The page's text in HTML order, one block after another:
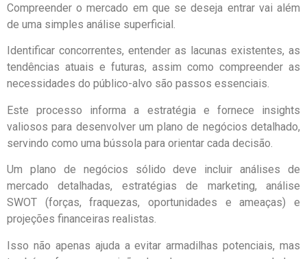
Compreender o mercado em que se deseja entrar vai além
de uma simples análise superficial.
Identificar concorrentes, entender as lacunas existentes, as
tendências atuais e futuras, assim como compreender as
necessidades do público-alvo são passos essenciais.
Este processo informa a estratégia e fornece insights
valiosos para desenvolver um plano de negócios detalhado,
servindo como uma bússola para orientar cada decisão.
Um plano de negócios sólido deve incluir análises de
mercado detalhadas, estratégias de marketing, análise
SWOT (forças, fraquezas, oportunidades e ameaças) e
projeções financeiras realistas.
Isso não apenas ajuda a evitar armadilhas potenciais, mas